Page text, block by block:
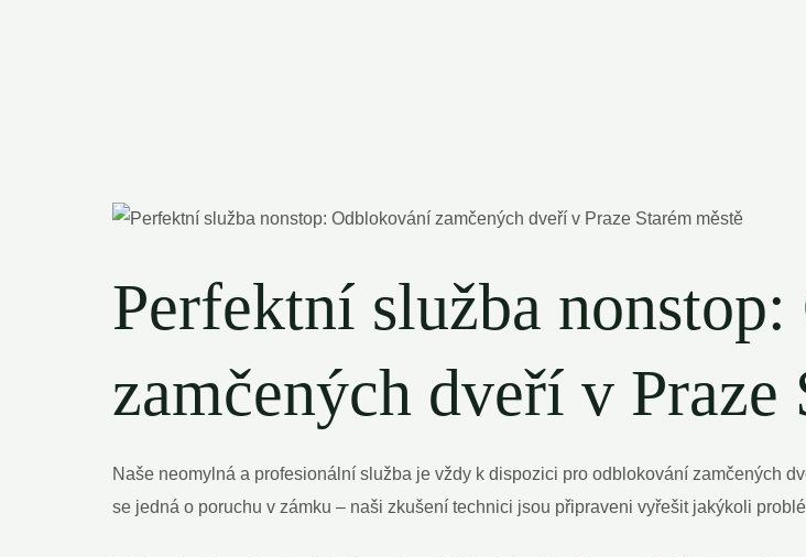
Perfektní služba
⁣zamčených dveří‌ v ⁤Praze
Naše neomylná a profesionální‍ služba je vždy k dispozici pro odblokování zamčených
se jedná o poruchu v zámku – naši zkušení technici jsou připraveni vyřešit jakýkoli